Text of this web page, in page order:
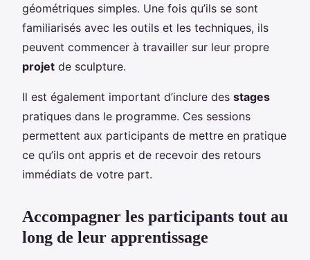
géométriques simples. Une fois qu’ils se sont
familiarisés avec les outils et les techniques, ils
peuvent commencer à travailler sur leur propre
projet de sculpture.
Il est également important d’inclure des stages
pratiques dans le programme. Ces sessions
permettent aux participants de mettre en pratique
ce qu’ils ont appris et de recevoir des retours
immédiats de votre part.
Accompagner les participants tout au
long de leur apprentissage